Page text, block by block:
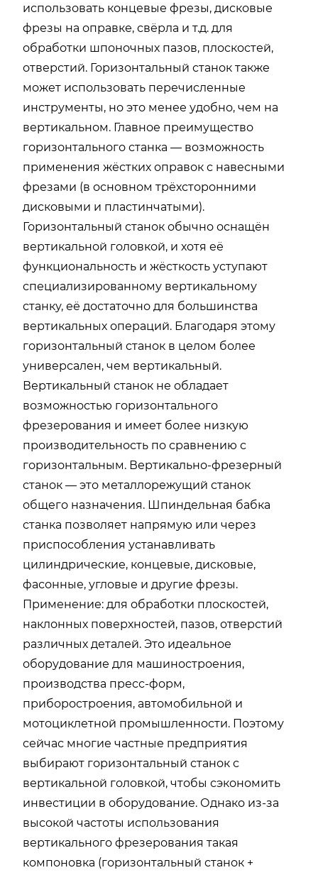
использовать концевые фрезы, дисковые
фрезы на оправке, свёрла и т.д. для
обработки шпоночных пазов, плоскостей,
отверстий. Горизонтальный станок также
может использовать перечисленные
инструменты, но это менее удобно, чем на
вертикальном. Главное преимущество
горизонтального станка — возможность
применения жёстких оправок с навесными
фрезами (в основном трёхсторонними
дисковыми и пластинчатыми).
Горизонтальный станок обычно оснащён
вертикальной головкой, и хотя её
функциональность и жёсткость уступают
специализированному вертикальному
станку, её достаточно для большинства
вертикальных операций. Благодаря этому
горизонтальный станок в целом более
универсален, чем вертикальный.
Вертикальный станок не обладает
возможностью горизонтального
фрезерования и имеет более низкую
производительность по сравнению с
горизонтальным. Вертикально-фрезерный
станок — это металлорежущий станок
общего назначения. Шпиндельная бабка
станка позволяет напрямую или через
приспособления устанавливать
цилиндрические, концевые, дисковые,
фасонные, угловые и другие фрезы.
Применение: для обработки плоскостей,
наклонных поверхностей, пазов, отверстий
различных деталей. Это идеальное
оборудование для машиностроения,
производства пресс-форм,
приборостроения, автомобильной и
мотоциклетной промышленности. Поэтому
сейчас многие частные предприятия
выбирают горизонтальный станок с
вертикальной головкой, чтобы сэкономить
инвестиции в оборудование. Однако из-за
высокой частоты использования
вертикального фрезерования такая
компоновка (горизонтальный станок +